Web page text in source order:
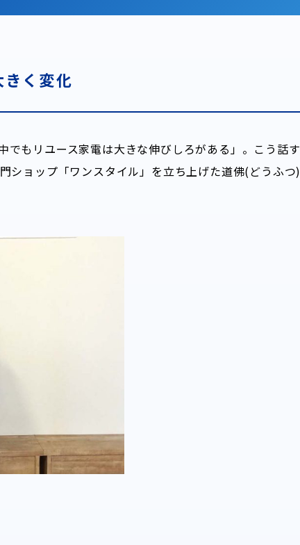
く変化
でもリユース家電は大きな伸びしろがある」。こう話す
ショップ「ワンスタイル」を立ち上げた道佛(どうふつ)